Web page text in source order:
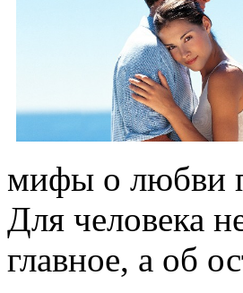
мифы о любви
Для человека
главное, а об